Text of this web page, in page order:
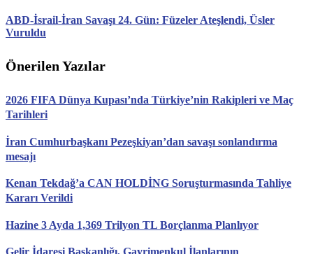
ABD-İsrail-İran Savaşı 24. Gün: Füzeler Ateşlendi, Üsler
Vuruldu
Önerilen Yazılar
2026 FIFA Dünya Kupası’nda Türkiye’nin Rakipleri ve Maç
Tarihleri
İran Cumhurbaşkanı Pezeşkiyan’dan savaşı sonlandırma
mesajı
Kenan Tekdağ’a CAN HOLDİNG Soruşturmasında Tahliye
Kararı Verildi
Hazine 3 Ayda 1,369 Trilyon TL Borçlanma Planlıyor